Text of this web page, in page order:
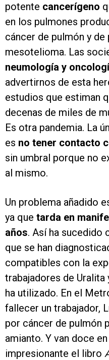
potente cancerígeno
en los pulmones
cáncer de pulmón y
mesotelioma. Las
neumología y
advertirnos de esta
estudios que estiman
decenas de miles de
Es otra pandemia. La
es no tener contacto
sin umbral porque no
al mismo.
Un problema añadido
ya que tarda en
años. Así ha sucedido
que se han
compatibles con la
trabajadores de Uralita
ha utilizado. En el
fallecer un trabajador,
por cáncer de pulmón
amianto. Y van doce
impresionante el libro